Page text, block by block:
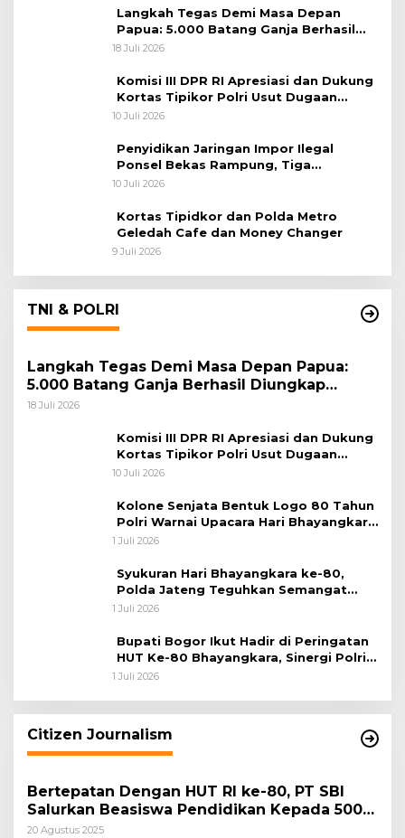
Langkah Tegas Demi Masa Depan
Papua: 5.000 Batang Ganja Berhasil
Diungkap Koops TNI Habema
18 Juli 2026
Komisi III DPR RI Apresiasi dan Dukung
Kortas Tipikor Polri Usut Dugaan
Korupsi Batu Bara
10 Juli 2026
Penyidikan Jaringan Impor Ilegal
Ponsel Bekas Rampung, Tiga
Tersangka Sudah P-21 dan Satu Buron
10 Juli 2026
Kortas Tipidkor dan Polda Metro
Geledah Cafe dan Money Changer
9 Juli 2026
TNI & POLRI
Langkah Tegas Demi Masa Depan Papua:
5.000 Batang Ganja Berhasil Diungkap
Koops TNI Habema
18 Juli 2026
Komisi III DPR RI Apresiasi dan Dukung
Kortas Tipikor Polri Usut Dugaan
Korupsi Batu Bara
10 Juli 2026
Kolone Senjata Bentuk Logo 80 Tahun
Polri Warnai Upacara Hari Bhayangkara
ke-80
1 Juli 2026
Syukuran Hari Bhayangkara ke-80,
Polda Jateng Teguhkan Semangat
Pengabdian dan Pererat Kebersamaan
1 Juli 2026
Bupati Bogor Ikut Hadir di Peringatan
HUT Ke-80 Bhayangkara, Sinergi Polri
dan Pemkab Bogor Jadi Kunci Menjaga
1 Juli 2026
Citizen Journalism
Bertepatan Dengan HUT RI ke-80, PT SBI
Salurkan Beasiswa Pendidikan Kepada 500
Pelajar
20 Agustus 2025